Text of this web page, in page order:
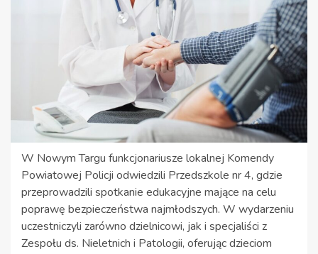
W Nowym Targu funkcjonariusze lokalnej Komendy
Powiatowej Policji odwiedzili Przedszkole nr 4, gdzie
przeprowadzili spotkanie edukacyjne mające na celu
poprawę bezpieczeństwa najmłodszych. W wydarzeniu
uczestniczyli zarówno dzielnicowi, jak i specjaliści z
Zespołu ds. Nieletnich i Patologii, oferując dzieciom